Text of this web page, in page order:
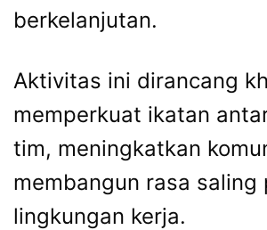
berkelanjutan.
Aktivitas ini dirancang
memperkuat ikatan
tim, meningkatkan
membangun rasa saling
lingkungan kerja.